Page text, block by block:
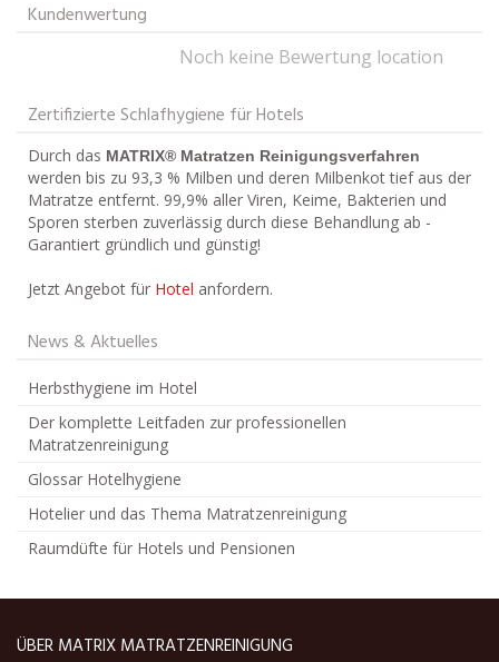
Kundenwertung
Noch keine Bewertung location
Zertifizierte Schlafhygiene für Hotels
Durch das MATRIX® Matratzen Reinigungsverfahren
werden bis zu 93,3 % Milben und deren Milbenkot tief aus der
Matratze entfernt. 99,9% aller Viren, Keime, Bakterien und
Sporen sterben zuverlässig durch diese Behandlung ab -
Garantiert gründlich und günstig!
Jetzt Angebot für Hotel anfordern.
News & Aktuelles
Herbsthygiene im Hotel
Der komplette Leitfaden zur professionellen
Matratzenreinigung
Glossar Hotelhygiene
Hotelier und das Thema Matratzenreinigung
Raumdüfte für Hotels und Pensionen
ÜBER MATRIX MATRATZENREINIGUNG